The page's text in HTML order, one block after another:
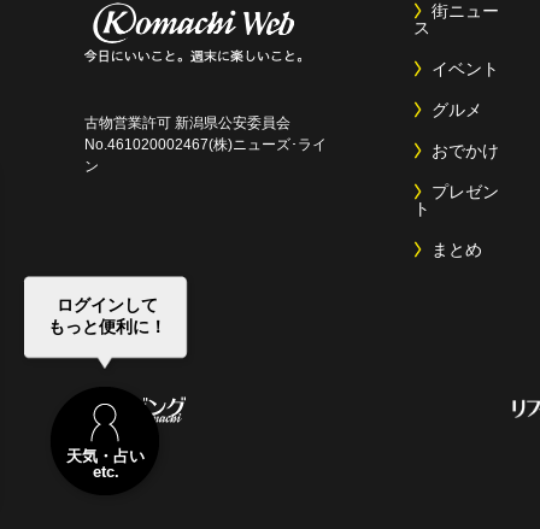
ログインして
もっと便利に！
天気・占い
etc.
古物営業許可 新潟県公安委員会
No.461020002467(株)ニューズ･ライ
ン
街ニュー
ス
イベント
グルメ
おでかけ
プレゼン
ト
まとめ